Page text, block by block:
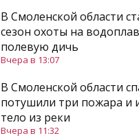
В Смоленской области
сезон охоты на
полевую дичь
Вчера в 13:07
В Смоленской области
потушили три пожара и
тело из реки
Вчера в 11:32